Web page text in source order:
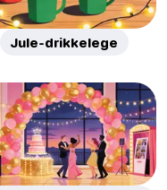
Jule-drikkelege